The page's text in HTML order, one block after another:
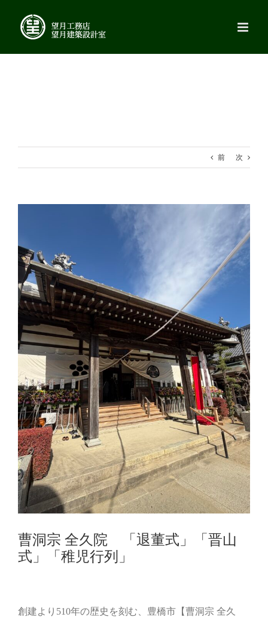
content
前 次
Image
曹洞宗 全久院 「退董式」「晋山
式」「稚児行列」
創建より510年の歴史を刻む、豊橋市【曹洞宗 全久